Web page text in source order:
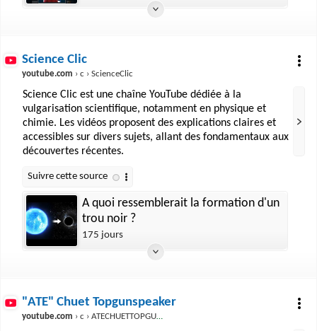
Science Clic
youtube.com › c › ScienceClic
Science Clic est une chaîne YouTube dédiée à la
vulgarisation scientifique, notamment en physique et
chimie. Les vidéos proposent des explications claires et
accessibles sur divers sujets, allant des fondamentaux aux
découvertes récentes.
A quoi ressemblerait la formation d'un
trou noir ?
175 jours
"ATE" Chuet Topgunspeaker
youtube.com › c › ATECHUETTOPGUN2SPEAKER